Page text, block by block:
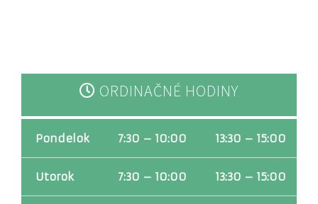
ORDINAČNÉ HODINY
Pondelok 7:30 – 10:00 13:30 – 15:00
Utorok 7:30 – 10:00 13:30 – 15:00
správne
možné ich
deaktivovať iba
predvolieb
prehliadača.